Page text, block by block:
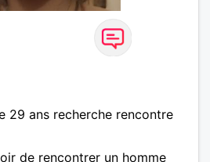
29 ans recherche rencontre
de rencontrer un homme